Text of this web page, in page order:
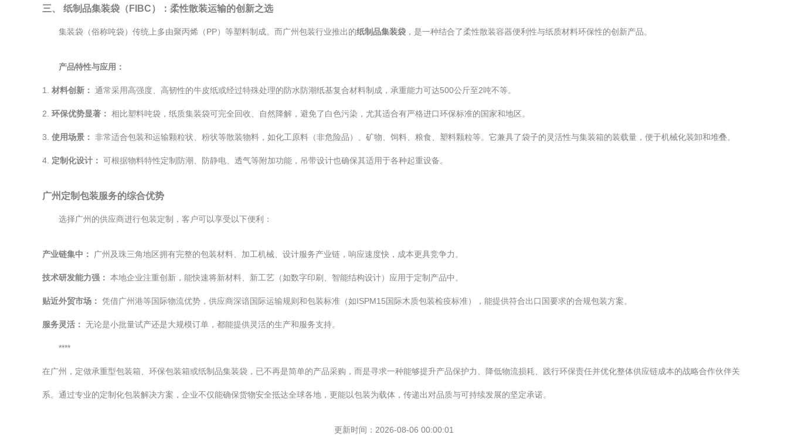
三、 纸制品集装袋（FIBC）：柔性散装运输的创新之选
集装袋（俗称吨袋）传统上多由聚丙烯（PP）等塑料制成。而广州包装行业推出的纸制品集装袋 ，是一种结合了柔性散装容器便利性与纸质材料环保性的创新产品。
产品特性与应用：
1. 材料创新： 通常采用高强度、高韧性的牛皮纸或经过特殊处理的防水防潮纸基复合材料制成，承重能力可达500公斤至2吨不等。
2. 环保优势显著： 相比塑料吨袋，纸质集装袋可完全回收、自然降解，避免了白色污染，尤其适合有严格进口环保标准的国家和地区。
3. 使用场景： 非常适合包装和运输颗粒状、粉状等散装物料，如化工原料（非危险品）、矿物、饲料、粮食、塑料颗粒等。它兼具了袋子的灵活性与集装箱的装载量，便于机械化装卸和堆叠。
4. 定制化设计： 可根据物料特性定制防潮、防静电、透气等附加功能，吊带设计也确保其适用于各种起重设备。
广州定制包装服务的综合优势
选择广州的供应商进行包装定制，客户可以享受以下便利：
产业链集中： 广州及珠三角地区拥有完整的包装材料、加工机械、设计服务产业链，响应速度快，成本更具竞争力。
技术研发能力强： 本地企业注重创新，能快速将新材料、新工艺（如数字印刷、智能结构设计）应用于定制产品中。
贴近外贸市场： 凭借广州港等国际物流优势，供应商深谙国际运输规则和包装标准（如ISPM15国际木质包装检疫标准），能提供符合出口国要求的合规包装方案。
服务灵活： 无论是小批量试产还是大规模订单，都能提供灵活的生产和服务支持。
****
在广州，定做承重型包装箱、环保包装箱或纸制品集装袋，已不再是简单的产品采购，而是寻求一种能够提升产品保护力、降低物流损耗、践行环保责任并优化整体供应链成本的战略合作伙伴关
系。通过专业的定制化包装解决方案，企业不仅能确保货物安全抵达全球各地，更能以包装为载体，传递出对品质与可持续发展的坚定承诺。
更新时间：2026-08-06 00:00:01